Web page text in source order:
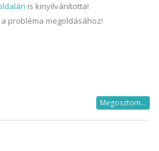
is kinyilvánította!
probléma megoldásához!
Megosztom...